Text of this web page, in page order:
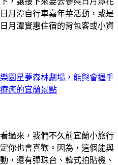
月潭自行車嘉年華活動，或是
月潭實惠住宿的背包客或小資
園星夢森林劇場，能與會握手
癒的宜蘭景點
過來，我們不久前宜蘭小旅行
你也會喜歡。因為，這個能與
，還有彈珠台、韓式拍貼機、